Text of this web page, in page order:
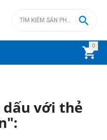
0


với thẻ